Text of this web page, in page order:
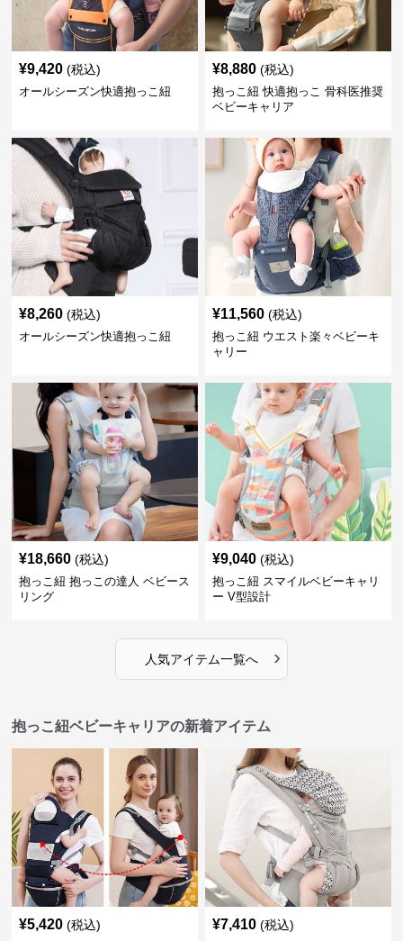
¥9,420 (税込)
オールシーズン快適抱っこ紐
¥8,880 (税込)
抱っこ紐 快適抱っこ 骨科医推奨
ベビーキャリア
¥8,260 (税込)
オールシーズン快適抱っこ紐
¥11,560 (税込)
抱っこ紐 ウエスト楽々ベビーキ
ャリー
¥18,660 (税込)
抱っこ紐 抱っこの達人 ベビース
リング
¥9,040 (税込)
抱っこ紐 スマイルベビーキャリ
ー V型設計
人気アイテム一覧へ ›
抱っこ紐ベビーキャリアの新着アイテム
¥5,420 (税込) ¥7,410 (税込)